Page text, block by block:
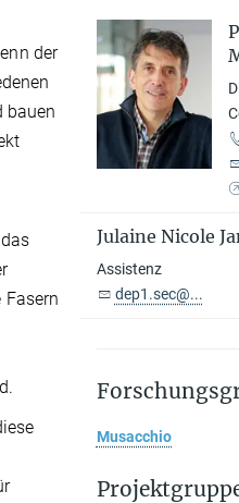
der
bauen
Julaine Nicole
Assistenz
dep1.sec@...
Musacchio